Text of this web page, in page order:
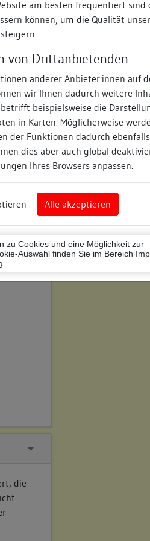
am besten frequentiert sind
können, um die Qualität
von Drittanbietenden
anderer Anbieter:innen auf
wir Ihnen dadurch weitere
beispielsweise die
in Karten. Möglicherweise
der Funktionen dadurch
dies aber auch global
Ihres Browsers anpassen.
Alle akzeptieren
zu Cookies und eine Möglichkeit zur
Auswahl finden Sie im Bereich
die
Zugeordnete
Beschreibung
Konstruktionen
Quick-